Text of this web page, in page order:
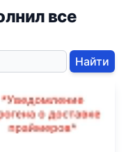
все
Найти